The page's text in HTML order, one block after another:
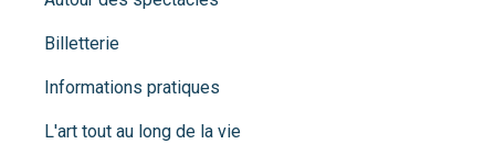
Billetterie
Informations pratiques
L'art tout au long de la vie